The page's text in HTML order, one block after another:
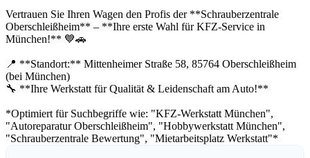
Vertrauen Sie Ihren Wagen den Profis der **Schrauberzentrale
Oberschleißheim** – **Ihre erste Wahl für KFZ-Service in
München!** 💙🚗
📍 **Standort:** Mittenheimer Straße 58, 85764 Oberschleißheim
(bei München)
🔧 **Ihre Werkstatt für Qualität & Leidenschaft am Auto!**
*Optimiert für Suchbegriffe wie: "KFZ-Werkstatt München",
"Autoreparatur Oberschleißheim", "Hobbywerkstatt München",
"Schrauberzentrale Bewertung", "Mietarbeitsplatz Werkstatt"*